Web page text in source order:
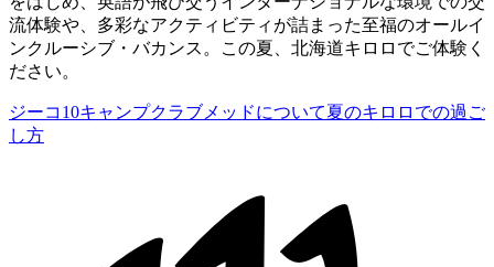
流体験や、多彩なアクティビティが詰まった至福のオールイ
ンクルーシブ・バカンス。この夏、北海道キロロでご体験く
ださい。
ジーコ10キャンプクラブメッドについて夏のキロロでの過ご
し方